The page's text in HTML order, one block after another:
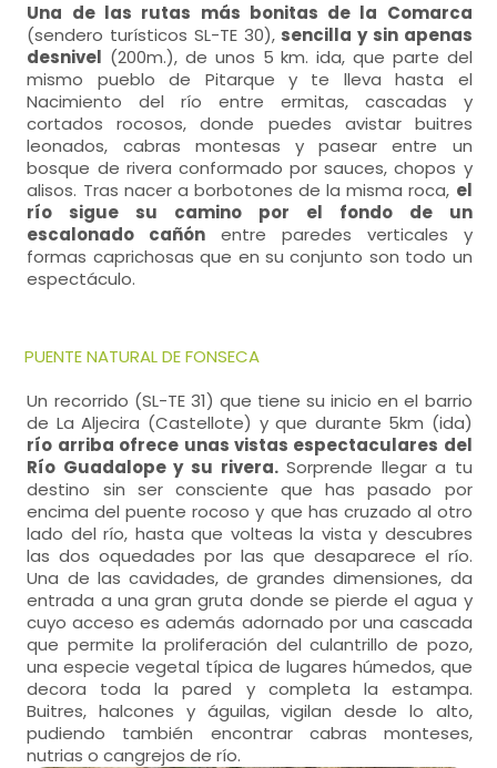
Una de las rutas más bonitas de la Comarca
(sendero turísticos SL-TE 30), sencilla y sin apenas
desnivel (200m.), de unos 5 km. ida, que parte del
mismo pueblo de Pitarque y te lleva hasta el
Nacimiento del río entre ermitas, cascadas y
cortados rocosos, donde puedes avistar buitres
leonados, cabras montesas y pasear entre un
bosque de rivera conformado por sauces, chopos y
alisos. Tras nacer a borbotones de la misma roca, el
río sigue su camino por el fondo de un
escalonado cañón entre paredes verticales y
formas caprichosas que en su conjunto son todo un
espectáculo.
PUENTE NATURAL DE FONSECA
Un recorrido (SL-TE 31) que tiene su inicio en el barrio
de La Aljecira (Castellote) y que durante 5km (ida)
río arriba ofrece unas vistas espectaculares del
Río Guadalope y su rivera.Sorprende llegar a tu
destino sin ser consciente que has pasado por
encima del puente rocoso y que has cruzado al otro
lado del río, hasta que volteas la vista y descubres
las dos oquedades por las que desaparece el río.
Una de las cavidades, de grandes dimensiones, da
entrada a una gran gruta donde se pierde el agua y
cuyo acceso es además adornado por una cascada
que permite la proliferación del culantrillo de pozo,
una especie vegetal típica de lugares húmedos, que
decora toda la pared y completa la estampa.
Buitres, halcones y águilas, vigilan desde lo alto,
pudiendo también encontrar cabras monteses,
nutrias o cangrejos de río.